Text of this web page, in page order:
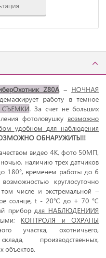
Z80A – НОЧНАЯ
работу в темное
СЪЕМКИ. За счет не больших
фотоловушку возможно
удобном для наблюдения
ОБНАРУЖИТЬ!!!
видео 4К, фото 50МП,
наличию трех датчиков
180°, временем работы до 6
круглосуточно
числе и экстремальной –
солнце, t - 20°C до + 70 °C
прибор для НАБЛЮДЕНИИЯ
КОНТРОЛЯ и ОХРАНЫ
участка, охотничьего,
производственных,
объектов.